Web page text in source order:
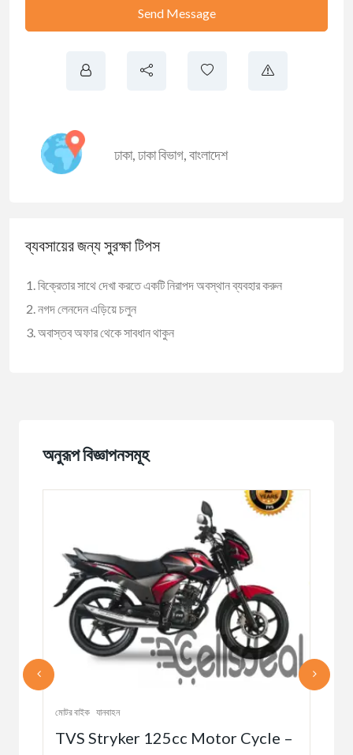
Send Message
ঢাকা,ঢাকা বিভাগ,বাংলাদেশ
ব্যবসায়ের জন্য সুরক্ষা টিপস
বিক্রেতার সাথে দেখা করতে একটি নিরাপদ অবস্থান ব্যবহার করুন
নগদ লেনদেন এড়িয়ে চলুন
অবাস্তব অফার থেকে সাবধান থাকুন
অনুরূপ বিজ্ঞাপনসমূহ
মোটর বাইক যানবাহন
TVS Stryker 125cc Motor Cycle –